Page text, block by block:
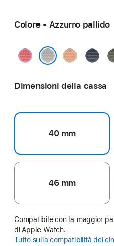
Colore - Azzurro pallido
Rosa
MeloneBlu
Dimensioni della cassa
40 mm
46 mm
Compatibile con la maggior
di Apple Watch.
Tutto sulla compatibilità dei